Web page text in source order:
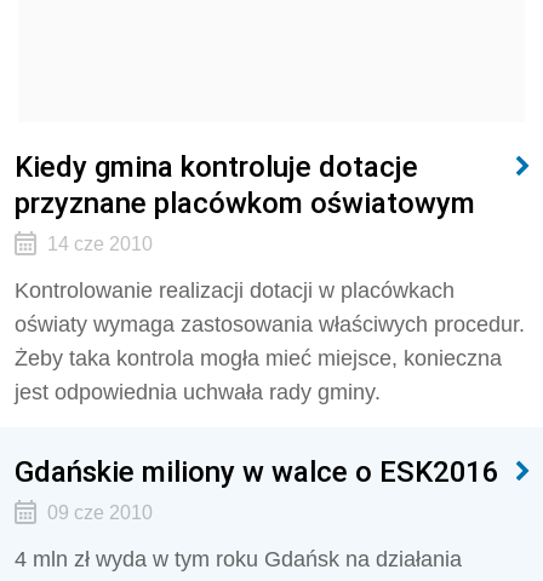
Kiedy gmina kontroluje dotacje
przyznane placówkom oświatowym
14 cze 2010
Kontrolowanie realizacji dotacji w placówkach
oświaty wymaga zastosowania właściwych procedur.
Żeby taka kontrola mogła mieć miejsce, konieczna
jest odpowiednia uchwała rady gminy.
Gdańskie miliony w walce o ESK2016
09 cze 2010
4 mln zł wyda w tym roku Gdańsk na działania